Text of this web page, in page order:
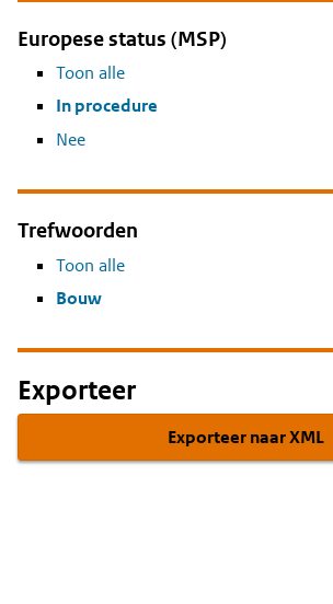
Europese status (MSP)
Toon alle
In procedure
Nee
Trefwoorden
Toon alle
Bouw
Exporteer
Exporteer naar XML